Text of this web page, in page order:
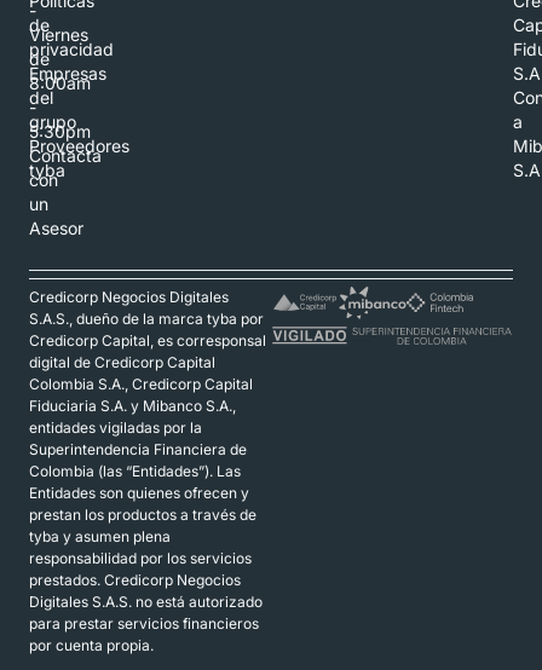
-
Viernes
de
8:00am
-
5:30pm
Contacta
con
un
Asesor
de
privacidad
Empresas
del
grupo
Proveedores
tyba
a
Credicorp Negocios Digitales
S.A.S., dueño de la marca tyba por
Credicorp Capital, es corresponsal
digital de Credicorp Capital
Colombia S.A., Credicorp Capital
Fiduciaria S.A. y Mibanco S.A.,
entidades vigiladas por la
Superintendencia Financiera de
Colombia (las “Entidades”). Las
Entidades son quienes ofrecen y
prestan los productos a través de
tyba y asumen plena
responsabilidad por los servicios
prestados. Credicorp Negocios
Digitales S.A.S. no está autorizado
para prestar servicios financieros
por cuenta propia.